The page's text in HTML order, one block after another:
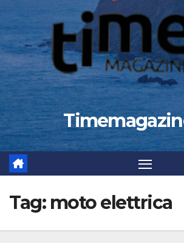
Tag: moto elettrica